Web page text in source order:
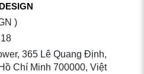
DESIGN
)
365 Lê Quang Định,
Chí Minh 700000, Việt